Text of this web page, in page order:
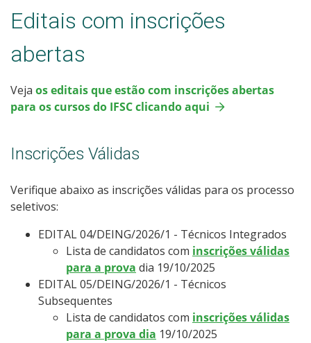
Cadastro de Interesse
Editais com inscrições
abertas
Veja os editais que estão com inscrições abertas
para os cursos do IFSC clicando aqui
Inscrições Válidas
Verifique abaixo as inscrições válidas para os processo
seletivos:
EDITAL 04/DEING/2026/1 - Técnicos Integrados
Lista de candidatos com inscrições válidas
para a prova dia 19/10/2025
EDITAL 05/DEING/2026/1 - Técnicos
Subsequentes
Lista de candidatos com inscrições válidas
para a prova dia 19/10/2025